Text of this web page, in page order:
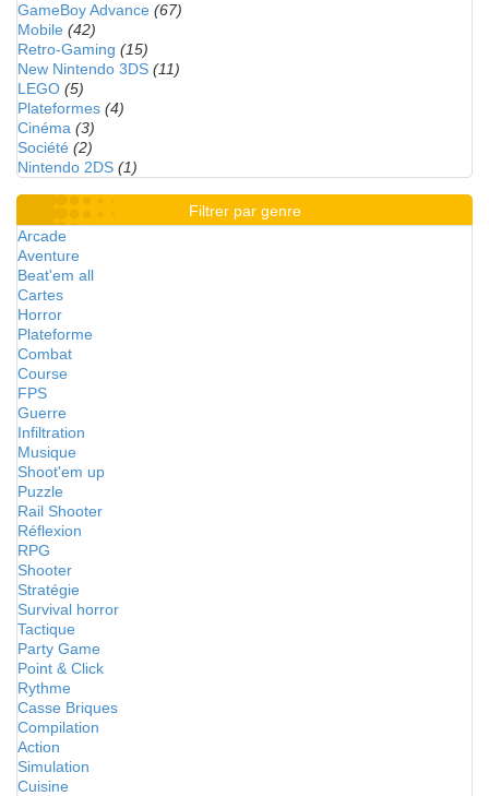
GameBoy Advance (67)
Mobile (42)
Retro-Gaming (15)
New Nintendo 3DS (11)
LEGO (5)
Plateformes (4)
Cinéma (3)
Société (2)
Nintendo 2DS (1)
Filtrer par genre
Arcade
Aventure
Beat'em all
Cartes
Horror
Plateforme
Combat
Course
FPS
Guerre
Infiltration
Musique
Shoot'em up
Puzzle
Rail Shooter
Réflexion
RPG
Shooter
Stratégie
Survival horror
Tactique
Party Game
Point & Click
Rythme
Casse Briques
Compilation
Action
Simulation
Cuisine